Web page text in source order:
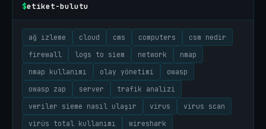
$etiket-bulutu
ağ izleme cloud cms computers
csm nedir
firewall
logs to siem network
nmap
nmap kullanımı
olay yönetimi
owasp
owasp zap
server
trafik analizi
veriler sieme nasıl ulaşır
virus
virus scan
virüs total kullanımı
wireshark